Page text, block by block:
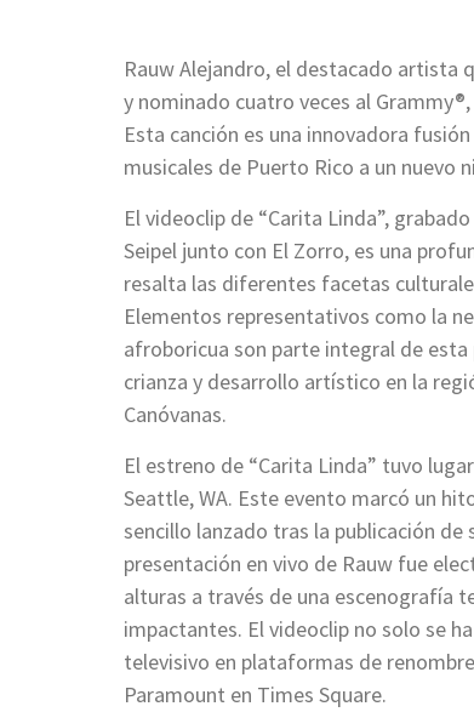
Rauw Alejandro, el destacado artista
y nominado cuatro veces al
Esta canción es una innovadora
musicales de Puerto Rico a un nuevo
El videoclip de “Carita Linda”,
Seipel junto con El Zorro, es una
resalta las diferentes facetas
Elementos representativos como la
afroboricua son parte integral de
crianza y desarrollo artístico en la
Canóvanas.
El estreno de “Carita Linda” tuvo
Seattle, WA. Este evento marcó un
sencillo lanzado tras la publicación
presentación en vivo de Rauw fue
alturas a través de una escenografía
impactantes. El videoclip no solo se
televisivo en plataformas de
Paramount en Times Square.